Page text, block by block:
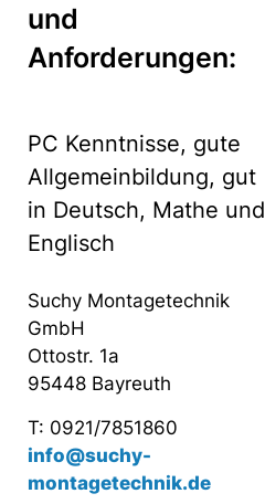
und
Anforderungen:
PC Kenntnisse, gute
Allgemeinbildung, gut
in Deutsch, Mathe und
Englisch
Suchy Montagetechnik
GmbH
Ottostr. 1a
95448 Bayreuth
T: 0921/7851860
info@suchy-
montagetechnik.de